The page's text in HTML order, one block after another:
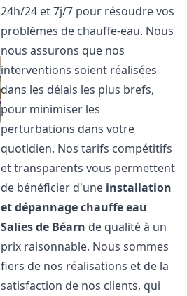
24h/24 et 7j/7 pour résoudre vos
problèmes de chauffe-eau. Nous
nous assurons que nos
interventions soient réalisées
dans les délais les plus brefs,
pour minimiser les
perturbations dans votre
quotidien. Nos tarifs compétitifs
et transparents vous permettent
de bénéficier d'une installation
et dépannage chauffe eau
Salies de Béarn de qualité à un
prix raisonnable. Nous sommes
fiers de nos réalisations et de la
satisfaction de nos clients, qui